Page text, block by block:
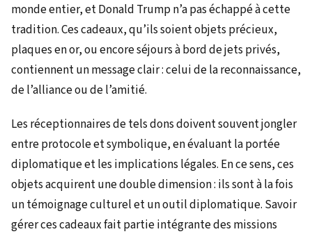
monde entier, et Donald Trump n’a pas échappé à cette
tradition. Ces cadeaux, qu’ils soient objets précieux,
plaques en or, ou encore séjours à bord de jets privés,
contiennent un message clair : celui de la reconnaissance,
de l’alliance ou de l’amitié.
Les réceptionnaires de tels dons doivent souvent jongler
entre protocole et symbolique, en évaluant la portée
diplomatique et les implications légales. En ce sens, ces
objets acquirent une double dimension : ils sont à la fois
un témoignage culturel et un outil diplomatique. Savoir
gérer ces cadeaux fait partie intégrante des missions